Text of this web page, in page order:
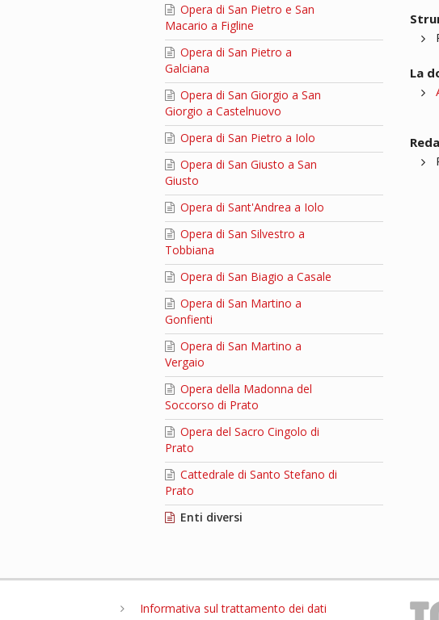
Opera di San Pietro e San
Macario a Figline
Opera di San Pietro a
Galciana
Opera di San Giorgio a San
Giorgio a Castelnuovo
Opera di San Pietro a Iolo
Opera di San Giusto a San
Giusto
Opera di Sant'Andrea a Iolo
Opera di San Silvestro a
Tobbiana
Opera di San Biagio a Casale
Opera di San Martino a
Gonfienti
Opera di San Martino a
Vergaio
Opera della Madonna del
Soccorso di Prato
Opera del Sacro Cingolo di
Prato
Cattedrale di Santo Stefano di
Prato
Enti diversi
La
Informativa sul trattamento dei dati